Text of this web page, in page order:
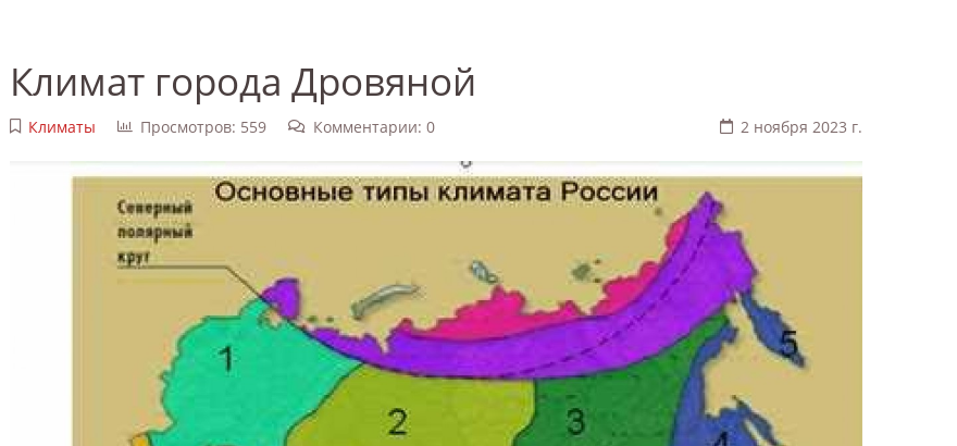
Климат города Дровяной
Климаты Просмотров: 559 Комментарии: 0 2 ноября 2023 г.